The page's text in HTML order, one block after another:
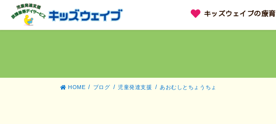
キ
に
キッズウェイブの療育
HOME ブログ 児童発達支援 あおむしとちょうちょ